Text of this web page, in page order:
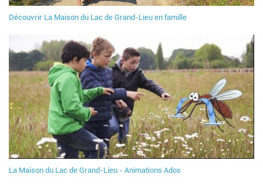
Découvrir La Maison du Lac de Grand-Lieu en famille
La Maison du Lac de Grand-Lieu - Animations Ados